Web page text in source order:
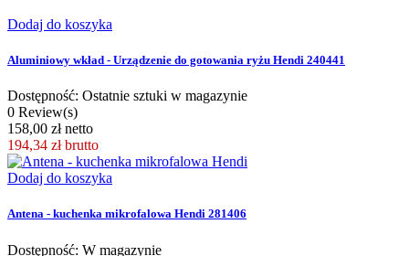
Dodaj do koszyka
Aluminiowy wkład - Urządzenie do gotowania ryżu Hendi 240441
Dostępność: Ostatnie sztuki w magazynie
0 Review(s)
158,00 zł netto
194,34 zł brutto
Dodaj do koszyka
Antena - kuchenka mikrofalowa Hendi 281406
Dostępność: W magazynie